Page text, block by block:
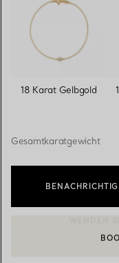
18 Karat Gelbgold
Gesamtkaratgewicht
EINEN